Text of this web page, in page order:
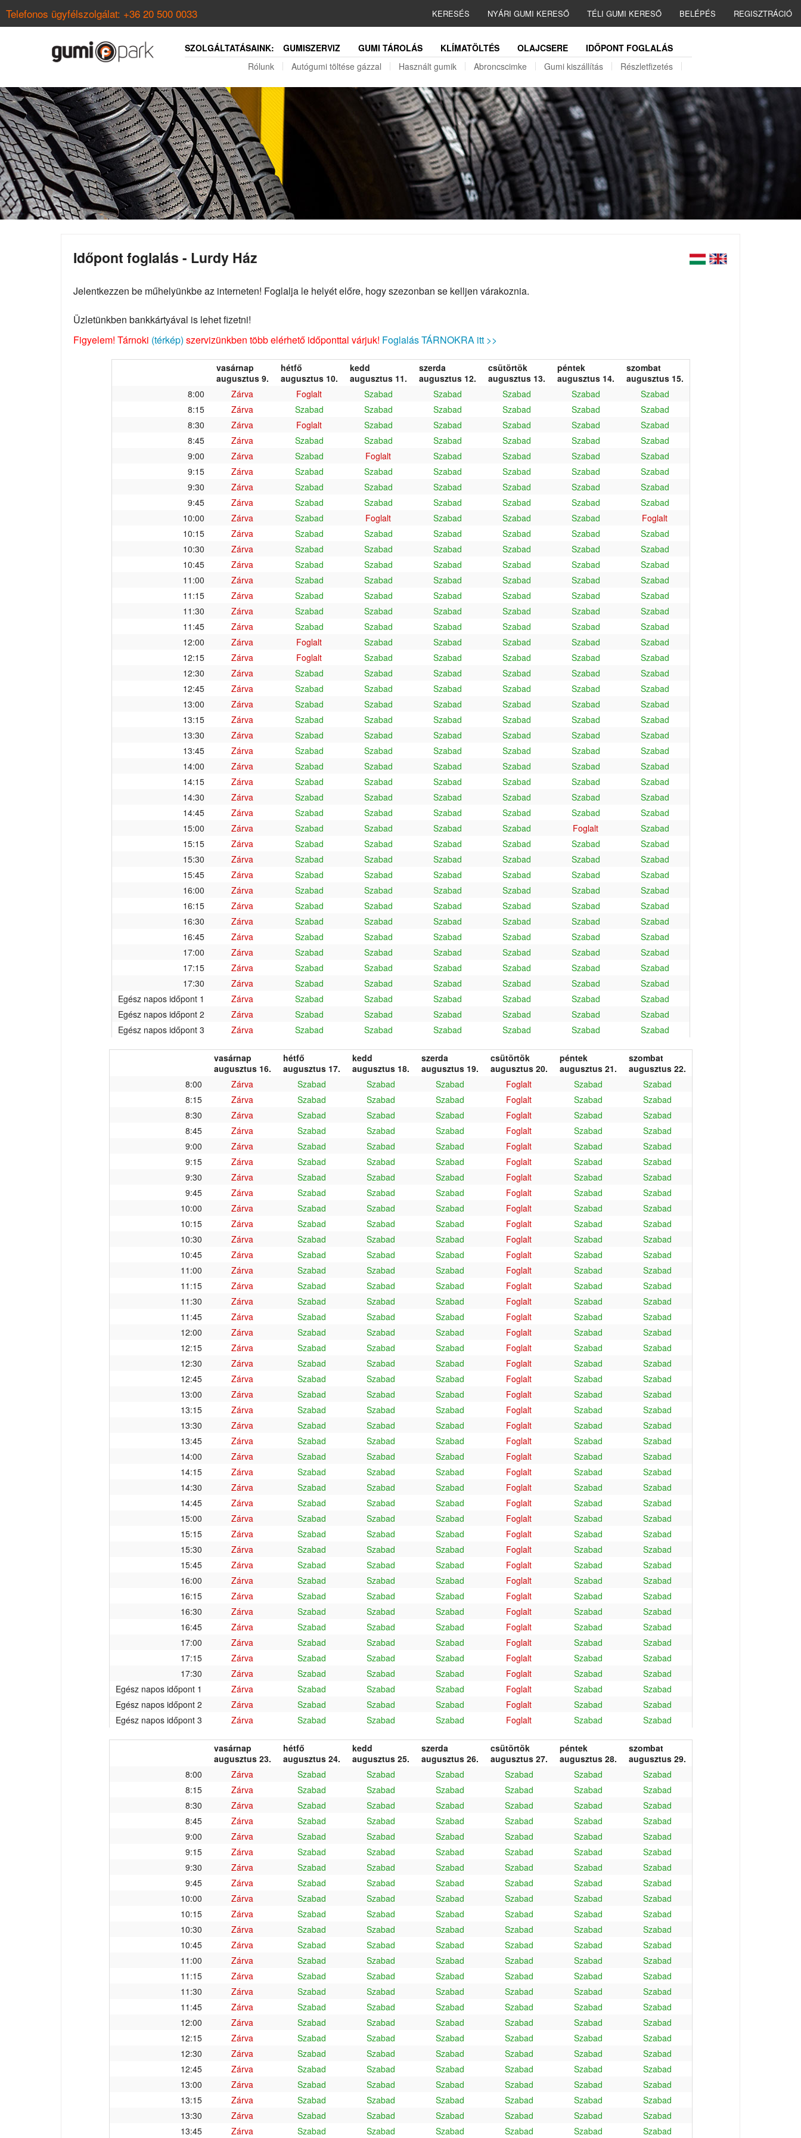
Telefonos ügyfélszolgálat: +36 20 500 0033 KERESÉS NYÁRI GUMI KERESŐ TÉLI GUMI KERESŐ BELÉPÉS REGISZTRÁCIÓ
SZOLGÁLTATÁSAINK: GUMISZERVIZ GUMI TÁROLÁS KLÍMATÖLTÉS OLAJCSERE
IDŐPONT FOGLALÁS
Rólunk
Autógumi töltése gázzal Használt gumik Abroncscimke Gumi kiszállítás Részletfizetés
Időpont foglalás - Lurdy Ház
Jelentkezzen be műhelyünkbe az interneten! Foglalja le helyét előre, hogy szezonban se kelljen várakoznia.
Üzletünkben bankkártyával is lehet fizetni!
Figyelem! Tárnoki (térkép) szervizünkben több elérhető időponttal várjuk! Foglalás TÁRNOKRA itt >>
vasárnap
augusztus 9.
hétfő
augusztus 10.
kedd
augusztus 11.
szerda
augusztus 12.
csütörtök
augusztus 13.
péntek
augusztus 14.
szombat
augusztus 15.
8:00
Zárva Foglalt Szabad Szabad Szabad Szabad
Szabad
8:15
Zárva Szabad Szabad Szabad Szabad Szabad
Szabad
8:30
Zárva Foglalt Szabad Szabad Szabad Szabad
Szabad
8:45
Zárva Szabad Szabad Szabad Szabad Szabad
Szabad
9:00
Zárva Szabad Foglalt Szabad Szabad Szabad
Szabad
9:15
Zárva Szabad Szabad Szabad Szabad Szabad
Szabad
9:30
Zárva Szabad Szabad Szabad Szabad Szabad
Szabad
9:45
Zárva Szabad Szabad Szabad Szabad Szabad
Szabad
10:00
Zárva Szabad Foglalt Szabad Szabad Szabad
Foglalt
10:15
Zárva Szabad Szabad Szabad Szabad Szabad
Szabad
10:30
Zárva Szabad Szabad Szabad Szabad Szabad
Szabad
10:45
Zárva Szabad Szabad Szabad Szabad Szabad
Szabad
11:00
Zárva Szabad Szabad Szabad Szabad Szabad
Szabad
11:15
Zárva Szabad Szabad Szabad Szabad Szabad
Szabad
11:30
Zárva Szabad Szabad Szabad Szabad Szabad
Szabad
11:45
Zárva Szabad Szabad Szabad Szabad Szabad
Szabad
12:00
Zárva Foglalt Szabad Szabad Szabad Szabad
Szabad
12:15
Zárva Foglalt Szabad Szabad Szabad Szabad
Szabad
12:30
Zárva Szabad Szabad Szabad Szabad Szabad
Szabad
12:45
Zárva Szabad Szabad Szabad Szabad Szabad
Szabad
13:00
Zárva Szabad Szabad Szabad Szabad Szabad
Szabad
13:15
Zárva Szabad Szabad Szabad Szabad Szabad
Szabad
13:30
Zárva Szabad Szabad Szabad Szabad Szabad
Szabad
13:45
Zárva Szabad Szabad Szabad Szabad Szabad
Szabad
14:00
Zárva Szabad Szabad Szabad Szabad Szabad
Szabad
14:15
Zárva Szabad Szabad Szabad Szabad Szabad
Szabad
14:30
Zárva Szabad Szabad Szabad Szabad Szabad
Szabad
14:45
Zárva Szabad Szabad Szabad Szabad Szabad
Szabad
15:00
Zárva Szabad Szabad Szabad Szabad Foglalt
Szabad
15:15
Zárva Szabad Szabad Szabad Szabad Szabad
Szabad
15:30
Zárva Szabad Szabad Szabad Szabad Szabad
Szabad
15:45
Zárva Szabad Szabad Szabad Szabad Szabad
Szabad
16:00
Zárva Szabad Szabad Szabad Szabad Szabad
Szabad
16:15
Zárva Szabad Szabad Szabad Szabad Szabad
Szabad
16:30
Zárva Szabad Szabad Szabad Szabad Szabad
Szabad
16:45
Zárva Szabad Szabad Szabad Szabad Szabad
Szabad
17:00
Zárva Szabad Szabad Szabad Szabad Szabad
Szabad
17:15
Zárva Szabad Szabad Szabad Szabad Szabad
Szabad
17:30
Zárva Szabad Szabad Szabad Szabad Szabad
Szabad
Egész napos időpont 1
Zárva Szabad Szabad Szabad Szabad Szabad
Szabad
Egész napos időpont 2
Zárva Szabad Szabad Szabad Szabad Szabad
Szabad
Egész napos időpont 3
Zárva Szabad Szabad Szabad Szabad Szabad Szabad
vasárnap
augusztus 16.
hétfő
augusztus 17.
kedd
augusztus 18.
szerda
augusztus 19.
csütörtök
augusztus 20.
péntek
augusztus 21.
szombat
augusztus 22.
8:00
Zárva Szabad Szabad Szabad Foglalt Szabad
Szabad
8:15
Zárva Szabad Szabad Szabad Foglalt Szabad
Szabad
8:30
Zárva Szabad Szabad Szabad Foglalt Szabad
Szabad
8:45
Zárva Szabad Szabad Szabad Foglalt Szabad
Szabad
9:00
Zárva Szabad Szabad Szabad Foglalt Szabad
Szabad
9:15
Zárva Szabad Szabad Szabad Foglalt Szabad
Szabad
9:30
Zárva Szabad Szabad Szabad Foglalt Szabad
Szabad
9:45
Zárva Szabad Szabad Szabad Foglalt Szabad
Szabad
10:00
Zárva Szabad Szabad Szabad Foglalt Szabad
Szabad
10:15
Zárva Szabad Szabad Szabad Foglalt Szabad
Szabad
10:30
Zárva Szabad Szabad Szabad Foglalt Szabad
Szabad
10:45
Zárva Szabad Szabad Szabad Foglalt Szabad
Szabad
11:00
Zárva Szabad Szabad Szabad Foglalt Szabad
Szabad
11:15
Zárva Szabad Szabad Szabad Foglalt Szabad
Szabad
11:30
Zárva Szabad Szabad Szabad Foglalt Szabad
Szabad
11:45
Zárva Szabad Szabad Szabad Foglalt Szabad
Szabad
12:00
Zárva Szabad Szabad Szabad Foglalt Szabad
Szabad
12:15
Zárva Szabad Szabad Szabad Foglalt Szabad
Szabad
12:30
Zárva Szabad Szabad Szabad Foglalt Szabad
Szabad
12:45
Zárva Szabad Szabad Szabad Foglalt Szabad
Szabad
13:00
Zárva Szabad Szabad Szabad Foglalt Szabad
Szabad
13:15
Zárva Szabad Szabad Szabad Foglalt Szabad
Szabad
13:30
Zárva Szabad Szabad Szabad Foglalt Szabad
Szabad
13:45
Zárva Szabad Szabad Szabad Foglalt Szabad
Szabad
14:00
Zárva Szabad Szabad Szabad Foglalt Szabad
Szabad
14:15
Zárva Szabad Szabad Szabad Foglalt Szabad
Szabad
14:30
Zárva Szabad Szabad Szabad Foglalt Szabad
Szabad
14:45
Zárva Szabad Szabad Szabad Foglalt Szabad
Szabad
15:00
Zárva Szabad Szabad Szabad Foglalt Szabad
Szabad
15:15
Zárva Szabad Szabad Szabad Foglalt Szabad
Szabad
15:30
Zárva Szabad Szabad Szabad Foglalt Szabad
Szabad
15:45
Zárva Szabad Szabad Szabad Foglalt Szabad
Szabad
16:00
Zárva Szabad Szabad Szabad Foglalt Szabad
Szabad
16:15
Zárva Szabad Szabad Szabad Foglalt Szabad
Szabad
16:30
Zárva Szabad Szabad Szabad Foglalt Szabad
Szabad
16:45
Zárva Szabad Szabad Szabad Foglalt Szabad
Szabad
17:00
Zárva Szabad Szabad Szabad Foglalt Szabad
Szabad
17:15
Zárva Szabad Szabad Szabad Foglalt Szabad
Szabad
17:30
Zárva Szabad Szabad Szabad Foglalt Szabad
Szabad
Egész napos időpont 1
Zárva Szabad Szabad Szabad Foglalt Szabad
Szabad
Egész napos időpont 2
Zárva Szabad Szabad Szabad Foglalt Szabad
Szabad
Egész napos időpont 3
Zárva Szabad Szabad Szabad Foglalt Szabad Szabad
vasárnap
augusztus 23.
hétfő
augusztus 24.
kedd
augusztus 25.
szerda
augusztus 26.
csütörtök
augusztus 27.
péntek
augusztus 28.
szombat
augusztus 29.
8:00
Zárva Szabad Szabad Szabad Szabad Szabad
Szabad
8:15
Zárva Szabad Szabad Szabad Szabad Szabad
Szabad
8:30
Zárva Szabad Szabad Szabad Szabad Szabad
Szabad
8:45
Zárva Szabad Szabad Szabad Szabad Szabad
Szabad
9:00
Zárva Szabad Szabad Szabad Szabad Szabad
Szabad
9:15
Zárva Szabad Szabad Szabad Szabad Szabad
Szabad
9:30
Zárva Szabad Szabad Szabad Szabad Szabad
Szabad
9:45
Zárva Szabad Szabad Szabad Szabad Szabad
Szabad
10:00
Zárva Szabad Szabad Szabad Szabad Szabad
Szabad
10:15
Zárva Szabad Szabad Szabad Szabad Szabad
Szabad
10:30
Zárva Szabad Szabad Szabad Szabad Szabad
Szabad
10:45
Zárva Szabad Szabad Szabad Szabad Szabad
Szabad
11:00
Zárva Szabad Szabad Szabad Szabad Szabad
Szabad
11:15
Zárva Szabad Szabad Szabad Szabad Szabad
Szabad
11:30
Zárva Szabad Szabad Szabad Szabad Szabad
Szabad
11:45
Zárva Szabad Szabad Szabad Szabad Szabad
Szabad
12:00
Zárva Szabad Szabad Szabad Szabad Szabad
Szabad
12:15
Zárva Szabad Szabad Szabad Szabad Szabad
Szabad
12:30
Zárva Szabad Szabad Szabad Szabad Szabad
Szabad
12:45
Zárva Szabad Szabad Szabad Szabad Szabad
Szabad
13:00
Zárva Szabad Szabad Szabad Szabad Szabad
Szabad
13:15
Zárva Szabad Szabad Szabad Szabad Szabad
Szabad
13:30
Zárva Szabad Szabad Szabad Szabad Szabad
Szabad
13:45
Zárva Szabad Szabad Szabad Szabad Szabad Szabad